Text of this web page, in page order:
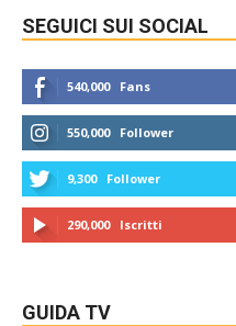
SEGUICI SUI SOCIAL
540,000 Fans
550,000 Follower
9,300 Follower
290,000 Iscritti
GUIDA TV